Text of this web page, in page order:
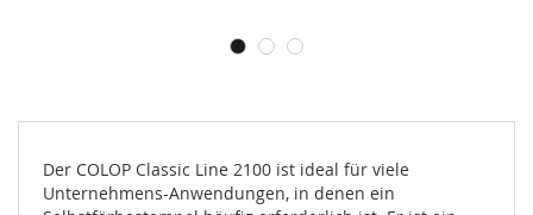
Der COLOP Classic Line 2100 ist ideal für viele
Unternehmens-Anwendungen, in denen ein